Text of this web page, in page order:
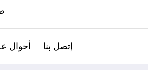
إتصل بنا أحوال